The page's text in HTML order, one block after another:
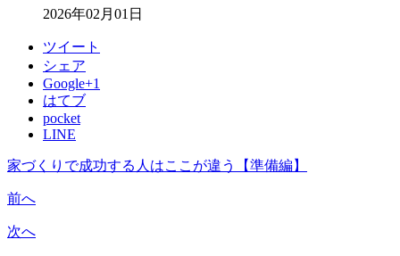
2026年02月01日
ツイート
シェア
Google+1
はてブ
pocket
LINE
家づくりで成功する人はここが違う【準備編】
前へ
次へ